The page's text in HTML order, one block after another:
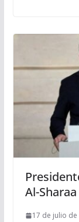
Al-
17 de julio de